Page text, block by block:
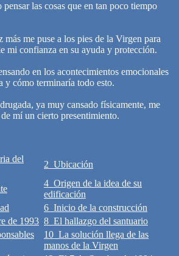
las cosas que en tan poco tiempo
más me puse a los pies de la Virgen para
mi confianza en su ayuda y protección.
en los acontecimientos emocionales
y cómo terminaría todo esto.
ya muy cansado físicamente, me
mí un cierto presentimiento.
del
2 Ubicación
4 Origen de la idea de su
edificación
6 Inicio de la construcción
de 1993 8 El hallazgo del santuario
10 La solución llega de las
manos de la Virgen